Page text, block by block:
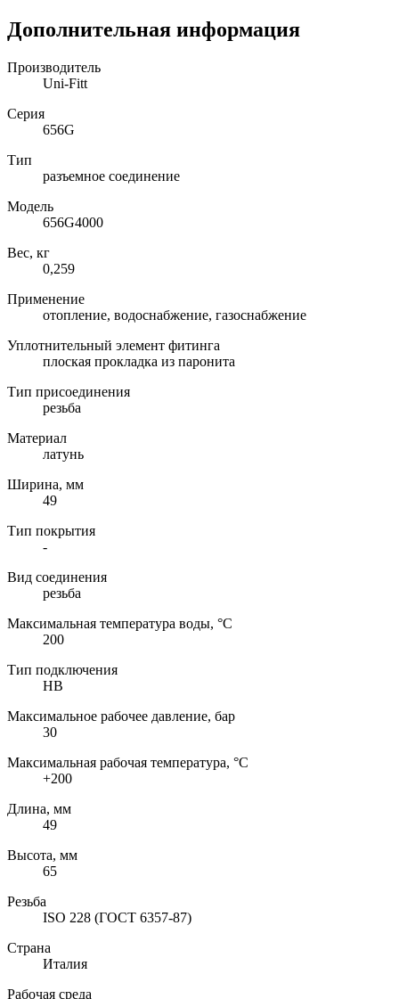
Дополнительная информация
Производитель
Uni-Fitt
Серия
656G
Тип
разъемное соединение
Модель
656G4000
Вес, кг
0,259
Применение
отопление, водоснабжение, газоснабжение
Уплотнительный элемент фитинга
плоская прокладка из паронита
Тип присоединения
резьба
Материал
латунь
Ширина, мм
49
Тип покрытия
-
Вид соединения
резьба
Максимальная температура воды, °C
200
Тип подключения
НВ
Максимальное рабочее давление, бар
30
Максимальная рабочая температура, °C
+200
Длина, мм
49
Высота, мм
65
Резьба
ISO 228 (ГОСТ 6357-87)
Страна
Италия
Рабочая среда